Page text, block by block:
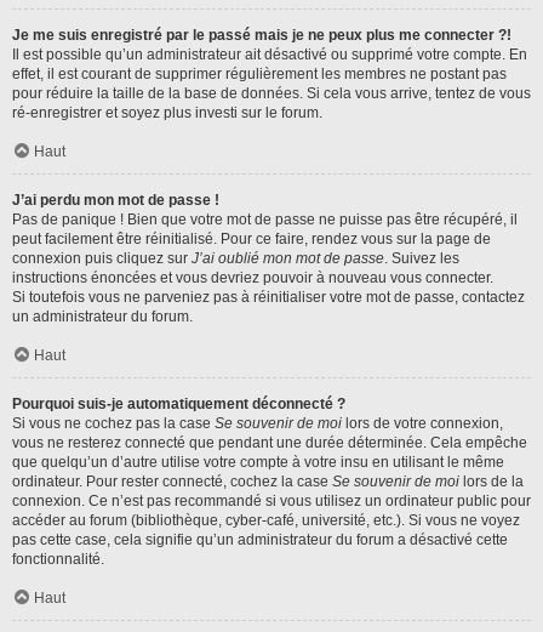
Je me suis enregistré par le passé mais je ne peux plus me connecter ?!
Il est possible qu’un administrateur ait désactivé ou supprimé votre compte. En
effet, il est courant de supprimer régulièrement les membres ne postant pas
pour réduire la taille de la base de données. Si cela vous arrive, tentez de vous
ré-enregistrer et soyez plus investi sur le forum.
Haut
J’ai perdu mon mot de passe !
Pas de panique ! Bien que votre mot de passe ne puisse pas être récupéré, il
peut facilement être réinitialisé. Pour ce faire, rendez vous sur la page de
connexion puis cliquez sur J’ai oublié mon mot de passe. Suivez les
instructions énoncées et vous devriez pouvoir à nouveau vous connecter.
Si toutefois vous ne parveniez pas à réinitialiser votre mot de passe, contactez
un administrateur du forum.
Haut
Pourquoi suis-je automatiquement déconnecté ?
Si vous ne cochez pas la case Se souvenir de moi lors de votre connexion,
vous ne resterez connecté que pendant une durée déterminée. Cela empêche
que quelqu’un d’autre utilise votre compte à votre insu en utilisant le même
ordinateur. Pour rester connecté, cochez la case Se souvenir de moi lors de la
connexion. Ce n’est pas recommandé si vous utilisez un ordinateur public pour
accéder au forum (bibliothèque, cyber-café, université, etc.). Si vous ne voyez
pas cette case, cela signifie qu’un administrateur du forum a désactivé cette
fonctionnalité.
Haut